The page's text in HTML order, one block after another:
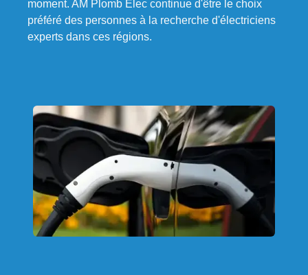
moment. AM Plomb Elec continue d'être le choix
préféré des personnes à la recherche d'électriciens
experts dans ces régions.